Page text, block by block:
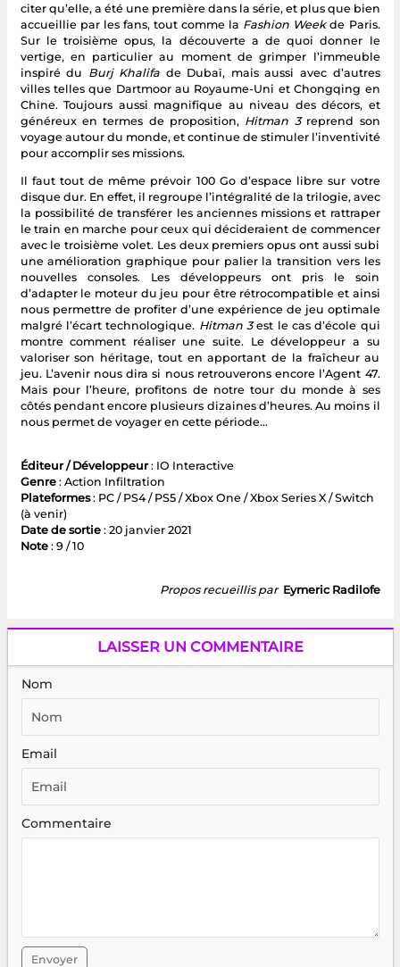
citer qu’elle, a été une première dans la série, et plus que bien
accueillie par les fans, tout comme la Fashion Weekde Paris.
Sur le troisième opus, la découverte a de quoi donner le
vertige, en particulier au moment de grimper l’immeuble
inspiré du Burj Khalifa de Dubaï, mais aussi avec d’autres
villes telles que Dartmoor au Royaume-Uni et Chongqing en
Chine. Toujours aussi magnifique au niveau des décors, et
généreux en termes de proposition, Hitman 3reprend son
voyage autour du monde, et continue de stimuler l’inventivité
pour accomplir ses missions.
Il faut tout de même prévoir 100 Go d’espace libre sur votre
disque dur. En effet, il regroupe l’intégralité de la trilogie, avec
la possibilité de transférer les anciennes missions et rattraper
le train en marche pour ceux qui décideraient de commencer
avec le troisième volet. Les deux premiers opus ont aussi subi
une amélioration graphique pour palier la transition vers les
nouvelles consoles. Les développeurs ont pris le soin
d’adapter le moteur du jeu pour être rétrocompatible et ainsi
nous permettre de profiter d’une expérience de jeu optimale
malgré l’écart technologique. Hitman 3est le cas d’école qui
montre comment réaliser une suite. Le développeur a su
valoriser son héritage, tout en apportant de la fraîcheur au
jeu. L’avenir nous dira si nous retrouverons encore l’Agent 47.
Mais pour l’heure, profitons de notre tour du monde à ses
côtés pendant encore plusieurs dizaines d’heures. Au moins il
nous permet de voyager en cette période…
Éditeur / Développeur: IO Interactive
Genre : Action Infiltration
Plateformes: PC / PS4 / PS5 / Xbox One / Xbox Series X / Switch
(à venir)
Date de sortie: 20 janvier 2021
Note : 9 / 10
Propos recueillis par Eymeric Radilofe
LAISSER UN COMMENTAIRE
Nom
Email
Commentaire
Envoyer